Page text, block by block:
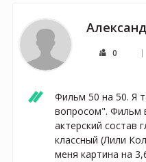
0
Фильм 50 на 50. Я
вопросом". Фильм
актерский состав
классный (Лили
меня картина на